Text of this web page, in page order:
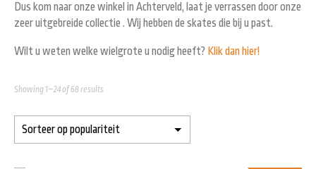
Dus kom naar onze winkel in Achterveld, laat je verrassen door onze
zeer uitgebreide collectie . Wij hebben de skates die bij u past.
Wilt u weten welke wielgrote u nodig heeft? Klik dan hier!
Showing 1–24 of 68 results